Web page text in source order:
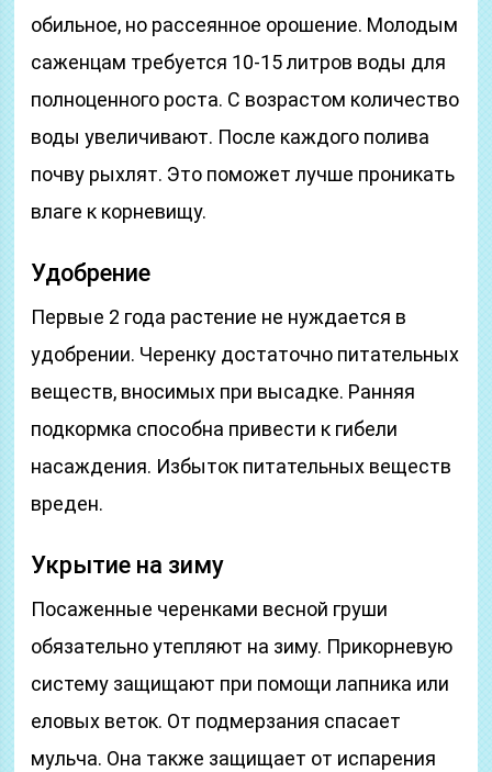
обильное, но рассеянное орошение. Молодым
саженцам требуется 10-15 литров воды для
полноценного роста. С возрастом количество
воды увеличивают. После каждого полива
почву рыхлят. Это поможет лучше проникать
влаге к корневищу.
Удобрение
Первые 2 года растение не нуждается в
удобрении. Черенку достаточно питательных
веществ, вносимых при высадке. Ранняя
подкормка способна привести к гибели
насаждения. Избыток питательных веществ
вреден.
Укрытие на зиму
Посаженные черенками весной груши
обязательно утепляют на зиму. Прикорневую
систему защищают при помощи лапника или
еловых веток. От подмерзания спасает
мульча. Она также защищает от испарения